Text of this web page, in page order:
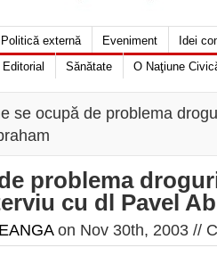
Politică externă Eveniment
Idei
Editorial Sănătate O Naţiune
se ocupă de problema
problema
cu dl Pavel
on Nov 30th, 2003 //